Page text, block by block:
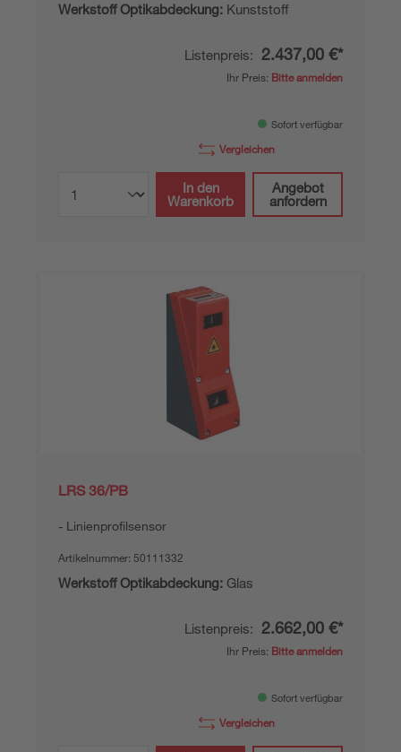
Werkstoff Optikabdeckung: Kunststoff
Listenpreis: 2.437,00 €*
Ihr Preis: Bitte anmelden
Sofort verfügbar
Vergleichen
In den
Warenkorb
Angebot
anfordern
LRS 36/PB
Linienprofilsensor
Artikelnummer: 50111332
Werkstoff Optikabdeckung: Glas
Listenpreis: 2.662,00 €*
Ihr Preis: Bitte anmelden
Sofort verfügbar
Vergleichen